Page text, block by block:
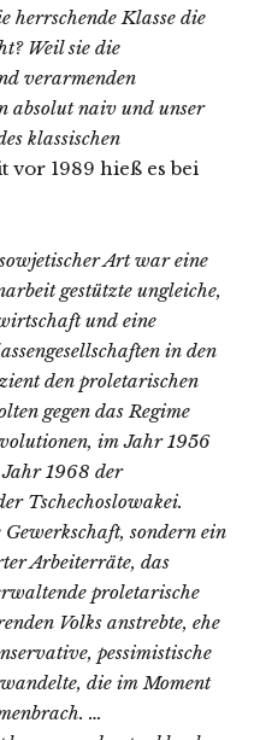
herrschende Klasse die
Weil sie die
verarmenden
absolut naiv und unser
klassischen
vor 1989 hieß es bei
Art war eine
gestützte ungleiche,
und eine
in den
den proletarischen
gegen das Regime
im Jahr 1956
1968 der
Tschechoslowakei.
sondern ein
Arbeiterräte, das
proletarische
Volks anstrebte, ehe
pessimistische
die im Moment
…